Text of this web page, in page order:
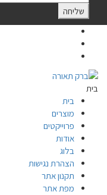
בית
בית
מוצרים
פרוייקטים
אודות
בלוג
הצהרת נגישות
תקנון אתר
מפת אתר